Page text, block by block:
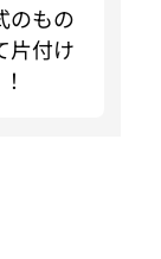
のもの
片付け